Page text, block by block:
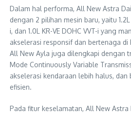
Dalam hal performa, All New Astra
dengan 2 pilihan mesin baru, yaitu 1.2L
i, dan 1.0L KR-VE DOHC VVT-i yang
akselerasi responsif dan bertenaga di
All New Ayla juga dilengkapi dengan
Mode Continuously Variable
akselerasi kendaraan lebih halus, dan
efisien.
Pada fitur keselamatan, All New